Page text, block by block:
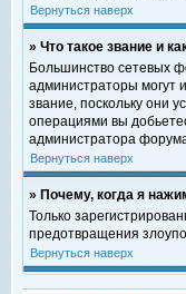
Вернуться наверх
» Что такое звание и
Большинство сетевых
администраторы могут
звание, поскольку они
операциями вы
администратора
Вернуться наверх
» Почему, когда я
Только
предотвращения
Вернуться наверх